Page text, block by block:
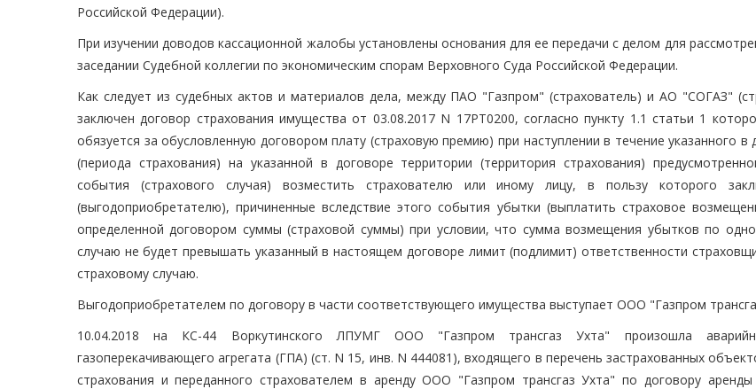
Российской Федерации).
При изучении доводов кассационной жалобы установлены основания для ее передачи с делом для
заседании Судебной коллегии по экономическим спорам Верховного Суда Российской Федерации.
Как следует из судебных актов и материалов дела, между ПАО "Газпром" (страхователь) и АО "СОГАЗ"
заключен договор страхования имущества от 03.08.2017 N 17РТ0200, согласно пункту 1.1 статьи 1
обязуется за обусловленную договором плату (страховую премию) при наступлении в течение указанного в
(периода страхования) на указанной в договоре территории (территория страхования)
события (страхового случая) возместить страхователю или иному лицу, в пользу которого
(выгодоприобретателю), причиненные вследствие этого события убытки (выплатить страховое
определенной договором суммы (страховой суммы) при условии, что сумма возмещения убытков по
случаю не будет превышать указанный в настоящем договоре лимит (подлимит) ответственности
страховому случаю.
Выгодоприобретателем по договору в части соответствующего имущества выступает ООО "Газпром
10.04.2018 на КС-44 Воркутинского ЛПУМГ ООО "Газпром трансгаз Ухта" произошла
газоперекачивающего агрегата (ГПА) (ст. N 15, инв. N 444081), входящего в перечень застрахованных
страхования и переданного страхователем в аренду ООО "Газпром трансгаз Ухта" по договору